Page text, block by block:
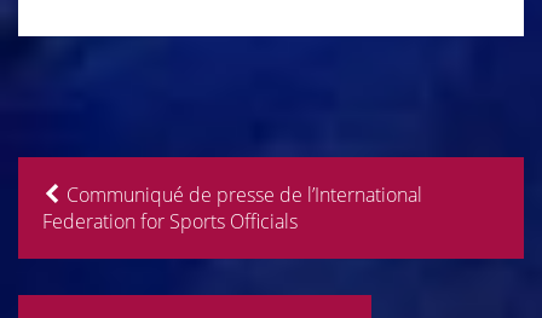
Communiqué de presse de l’International
Federation for Sports Officials